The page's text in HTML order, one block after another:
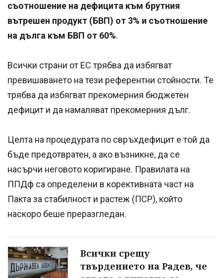
съотношение на дефицита към брутния
вътрешен продукт (БВП) от 3% и съотношение
на дълга към БВП от 60%.
Всички страни от ЕС трябва да избягват
превишаването на тези референтни стойности. Те
трябва да избягват прекомерния бюджетен
дефицит и да намаляват прекомерния дълг.
Целта на процедурата по свръхдефицит е той да
бъде предотвратен, а ако възникне, да се
насърчи неговото коригиране. Правилата на
ППДф са определени в корективната част на
Пакта за стабилност и растеж (ПСР), който
наскоро беше преразгледан.
Всички срещу
твърдението на Радев, че